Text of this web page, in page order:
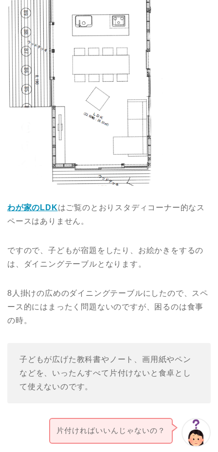
わが家のLDKはご覧のとおりスタディコーナー的なス
ペースはありません。
ですので、子どもが宿題をしたり、お絵かきをするの
は、ダイニングテーブルとなります。
8人掛けの広めのダイニングテーブルにしたので、スペ
ース的にはまったく問題ないのですが、困るのは食事
の時。
子どもが広げた教科書やノート、画用紙やペン
などを、いったんすべて片付けないと食卓とし
て使えないのです。
片付ければいいんじゃないの？